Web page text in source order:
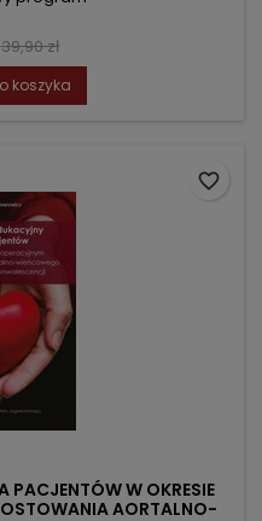
Cena
39,90 zł
koszyka
PACJENTÓW W OKRESIE
AORTALNO-
favorite_border